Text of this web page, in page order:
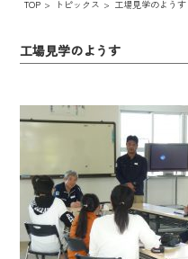
TOP トピックス 工場見学のようす
工場見学のようす